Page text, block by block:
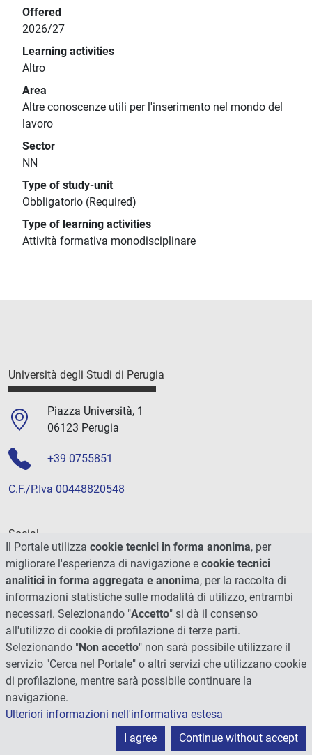
Offered
2026/27
Learning activities
Altro
Area
Altre conoscenze utili per l'inserimento nel mondo del
lavoro
Sector
NN
Type of study-unit
Obbligatorio (Required)
Type of learning activities
Attività formativa monodisciplinare
Università degli Studi di Perugia
Piazza Università, 1
06123 Perugia
+39 0755851
C.F./P.Iva 00448820548
Social
© 2026 - Università degli Studi di Perugia
Il Portale utilizza cookie tecnici in forma anonima, per
migliorare l'esperienza di navigazione e cookie tecnici
analitici in forma aggregata e anonima, per la raccolta di
informazioni statistiche sulle modalità di utilizzo, entrambi
necessari. Selezionando "Accetto" si dà il consenso
all'utilizzo di cookie di profilazione di terze parti.
Selezionando "Non accetto" non sarà possibile utilizzare il
servizio "Cerca nel Portale" o altri servizi che utilizzano cookie
di profilazione, mentre sarà possibile continuare la
navigazione.
Ulteriori informazioni nell'informativa estesa
I agree
Continue without accept